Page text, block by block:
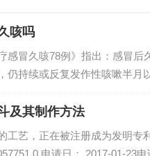
咳吗
感冒久咳78例》指出：感冒
仍持续或反复发作性咳嗽半月
红治疗感冒久咳78例，获得
学术；…
及其制作方法
工艺，正在被注册成为发明专
申请日： 2017-01-23